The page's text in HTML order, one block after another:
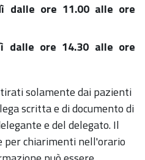
dalle ore 11.00 alle ore
dalle ore 14.30 alle ore
solamente dai pazienti
scritta e di documento di
e del delegato. Il
per chiarimenti nell'orario